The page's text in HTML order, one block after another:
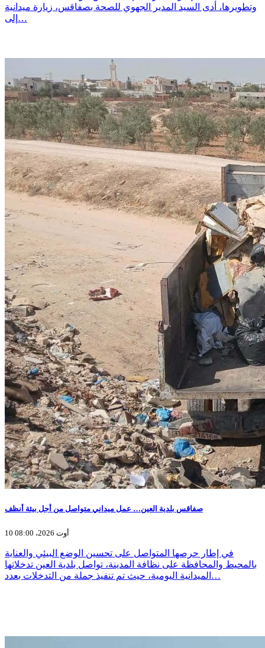
وتطويرها، أدى السيد المدير الجهوي للصحة بصفاقس، زيارة ميدانية
إلى…
صفاقس بلدية العين… عمل ميداني متواصل من أجل بيئة أنظف
10 أوت 2026، 08:00
في إطار حرصها المتواصل على تحسين الوضع البيئي والعناية
بالمحيط والمحافظة على نظافة المدينة، تواصل بلدية العين تدخلاتها
الميدانية اليومية، حيث تم تنفيذ جملة من التدخلات بعدد…